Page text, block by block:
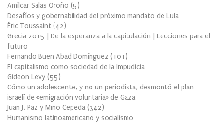
Amílcar Salas Oroño (5)
Desafíos y gobernabilidad del próximo mandato de Lula
Éric Toussaint (42)
Grecia 2015 | De la esperanza a la capitulación | Lecciones para el
futuro
Fernando Buen Abad Domínguez (101 )
El capitalismo como sociedad de la Impudicia
Gideon Levy (55)
Cómo un adolescente, y no un periodista, desmontó el plan
israelí de «emigración voluntaria» de Gaza
Juan J. Paz y Miño Cepeda (342)
Humanismo latinoamericano y socialismo